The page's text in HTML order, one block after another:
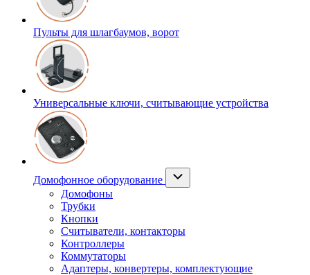
Пульты для шлагбаумов, ворот
Универсальные ключи, считывающие устройства
Домофонное оборудование
Домофоны
Трубки
Кнопки
Считыватели, контакторы
Контроллеры
Коммутаторы
Адаптеры, конвертеры, комплектующие